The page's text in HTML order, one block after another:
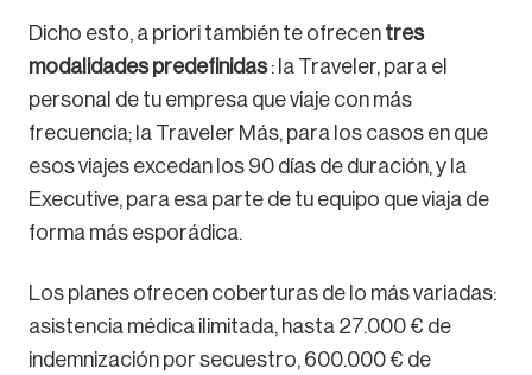
Dicho esto, a priori también te ofrecen tres
modalidades predefinidas: la Traveler, para el
personal de tu empresa que viaje con más
frecuencia; la Traveler Más, para los casos en que
esos viajes excedan los 90 días de duración, y la
Executive, para esa parte de tu equipo que viaja de
forma más esporádica.
Los planes ofrecen coberturas de lo más variadas:
asistencia médica ilimitada, hasta 27.000 € de
indemnización por secuestro, 600.000 € de